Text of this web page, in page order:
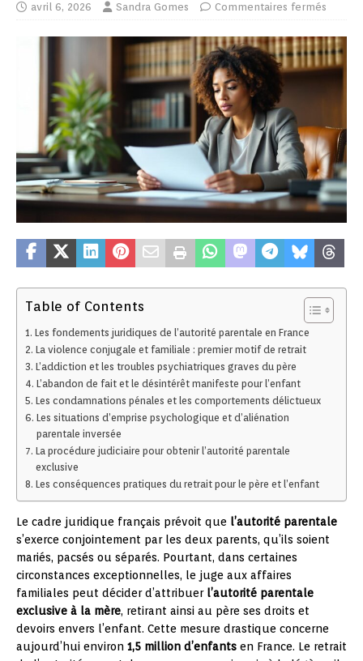
avril 6, 2026 Sandra Gomes Commentaires fermés
Table of Contents
Les fondements juridiques de l’autorité parentale en France
La violence conjugale et familiale : premier motif de retrait
L’addiction et les troubles psychiatriques graves du père
L’abandon de fait et le désintérêt manifeste pour l’enfant
Les condamnations pénales et les comportements délictueux
Les situations d’emprise psychologique et d’aliénation
parentale inversée
La procédure judiciaire pour obtenir l’autorité parentale
exclusive
Les conséquences pratiques du retrait pour le père et l’enfant
Le cadre juridique français prévoit que l’autorité parentale
s’exerce conjointement par les deux parents, qu’ils soient
mariés, pacsés ou séparés. Pourtant, dans certaines
circonstances exceptionnelles, le juge aux affaires
familiales peut décider d’attribuer l’autorité parentale
exclusive à la mère, retirant ainsi au père ses droits et
devoirs envers l’enfant. Cette mesure drastique concerne
aujourd’hui environ 1,5 million d’enfants en France. Le retrait